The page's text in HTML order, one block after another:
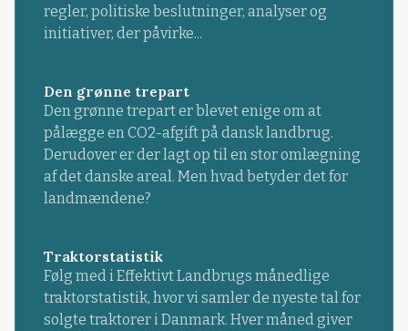
regler, politiske beslutninger, analyser og
initiativer, der påvirke...
Den grønne trepart
Den grønne trepart er blevet enige om at
pålægge en CO2-afgift på dansk landbrug.
Derudover er der lagt op til en stor omlægning
af det danske areal. Men hvad betyder det for
landmændene?
Traktorstatistik
Følg med i Effektivt Landbrugs månedlige
traktorstatistik, hvor vi samler de nyeste tal for
solgte traktorer i Danmark. Hver måned giver